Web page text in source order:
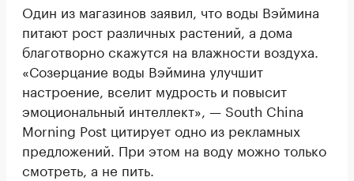
Один из магазинов заявил, что воды Вэймина
питают рост различных растений, а дома
благотворно скажутся на влажности воздуха.
«Созерцание воды Вэймина улучшит
настроение, вселит мудрость и повысит
эмоциональный интеллект», — South China
Morning Post цитирует одно из рекламных
предложений. При этом на воду можно только
смотреть, а не пить.